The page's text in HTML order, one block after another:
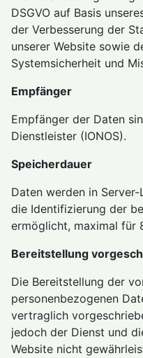
DSGVO auf Basis
der Verbesserung der
unserer Website sowie
Systemsicherheit und
Empfänger
Empfänger der Daten
Dienstleister (IONOS).
Speicherdauer
Daten werden in
die Identifizierung der
ermöglicht, maximal für
Bereitstellung
Die Bereitstellung der
personenbezogenen
vertraglich
jedoch der Dienst und
Website nicht